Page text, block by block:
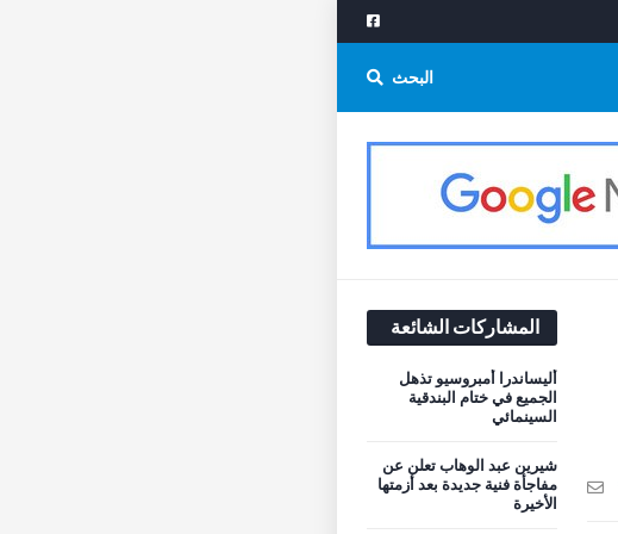
البحث
المشاركات الشائعة
أليساندرا أمبروسيو تذهل
الجميع في ختام البندقية
السينمائي
شيرين عبد الوهاب تعلن عن
مفاجأة فنية جديدة بعد أزمتها
الأخيرة